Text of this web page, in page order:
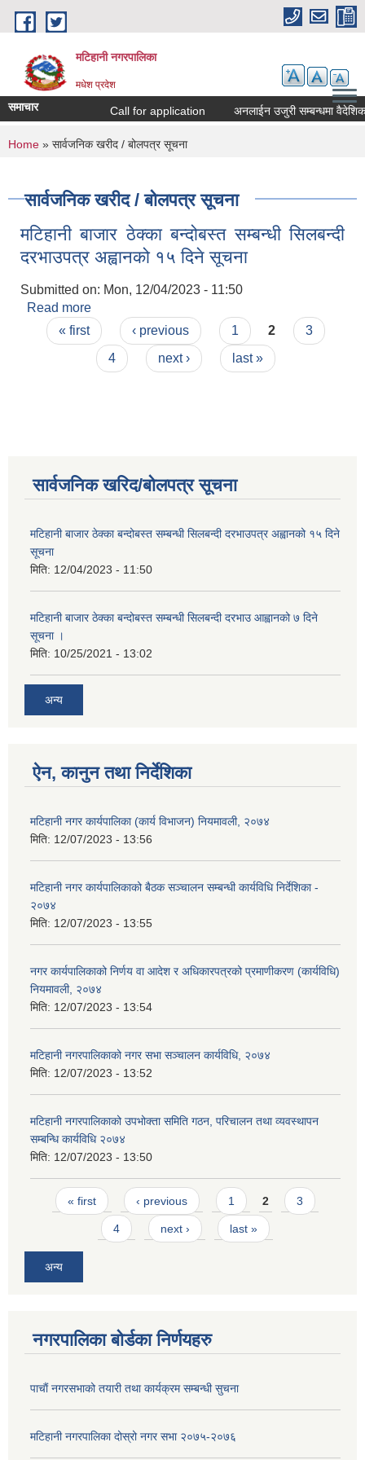
Skip to main content
मटिहानी नगरपालिका
मधेश प्रदेश
समाचार Call for application अनलाईन उजुरी सम्बन्धमा वैदेशिक
You are here
Home » सार्वजनिक खरीद / बोलपत्र सूचना
सार्वजनिक खरीद / बोलपत्र सूचना
मटिहानी बाजार ठेक्का बन्दोबस्त सम्बन्धी सिलबन्दी
दरभाउपत्र अह्वानको १५ दिने सूचना
Submitted on: Mon, 12/04/2023 - 11:50
Read more
दरभाउपत्र अह्वानको १५ दिने सूचना
Pages
« first ‹ previous 1 2
3
4
next › last »
सार्वजनिक खरिद/बोलपत्र सूचना
मटिहानी बाजार ठेक्का बन्दोबस्त सम्बन्धी सिलबन्दी दरभाउपत्र अह्वानको १५ दिने
सूचना
मिति: 12/04/2023 - 11:50
मटिहानी बाजार ठेक्का बन्दोबस्त सम्बन्धी सिलबन्दी दरभाउ आह्वानको ७ दिने
सूचना ।
मिति: 10/25/2021 - 13:02
अन्य
ऐन, कानुन तथा निर्देशिका
मटिहानी नगर कार्यपालिका (कार्य विभाजन) नियमावली, २०७४
मिति: 12/07/2023 - 13:56
मटिहानी नगर कार्यपालिकाको बैठक सञ्चालन सम्बन्धी कार्यविधि निर्देशिका -
२०७४
मिति: 12/07/2023 - 13:55
नगर कार्यपालिकाको निर्णय वा आदेश र अधिकारपत्रको प्रमाणीकरण (कार्यविधि)
नियमावली, २०७४
मिति: 12/07/2023 - 13:54
मटिहानी नगरपालिकाको नगर सभा सञ्चालन कार्यविधि, २०७४
मिति: 12/07/2023 - 13:52
मटिहानी नगरपालिकाको उपभोक्ता समिति गठन, परिचालन तथा व्यवस्थापन
सम्बन्धि कार्यविधि २०७४
मिति: 12/07/2023 - 13:50
Pages
« first ‹ previous 1 2 3
4 next › last »
अन्य
नगरपालिका बोर्डका निर्णयहरु
पाचाैं नगरसभाको तयारी तथा कार्यक्रम सम्बन्धी सुचना
मटिहानी नगरपालिका दोस्रो नगर सभा २०७५-२०७६